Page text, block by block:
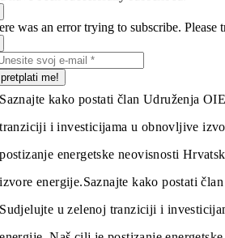
was an error trying to subscribe. Please
pretplati me!
Saznajte kako postati član Udruženja
tranziciji i investicijama u obnovljive
postizanje energetske neovisnosti
izvore energije.Saznajte kako postati
Sudjelujte u zelenoj tranziciji i